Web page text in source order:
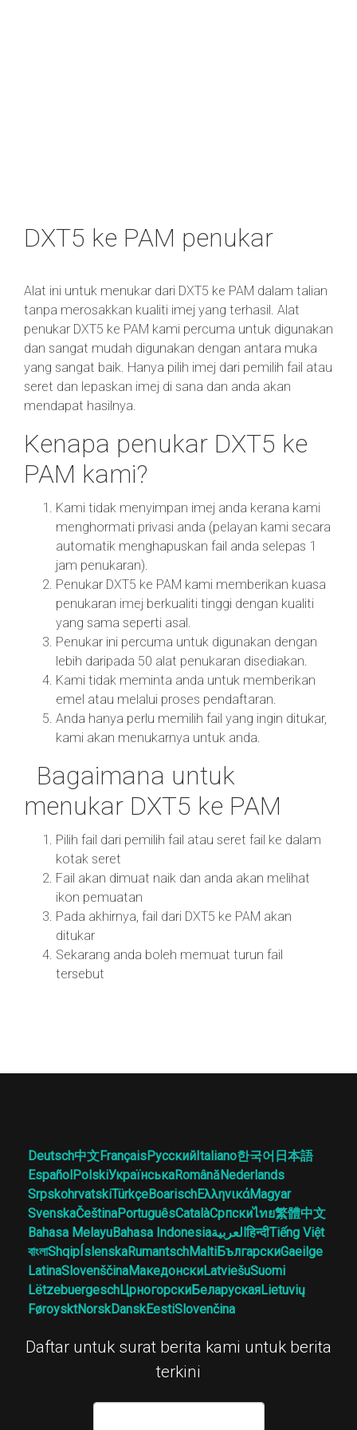
DXT5 ke PAM penukar
Alat ini untuk menukar dari DXT5 ke PAM dalam talian
tanpa merosakkan kualiti imej yang terhasil. Alat
penukar DXT5 ke PAM kami percuma untuk digunakan
dan sangat mudah digunakan dengan antara muka
yang sangat baik. Hanya pilih imej dari pemilih fail atau
seret dan lepaskan imej di sana dan anda akan
mendapat hasilnya.
Kenapa penukar DXT5 ke
PAM kami?
Kami tidak menyimpan imej anda kerana kami
menghormati privasi anda (pelayan kami secara
automatik menghapuskan fail anda selepas 1
jam penukaran).
Penukar DXT5 ke PAM kami memberikan kuasa
penukaran imej berkualiti tinggi dengan kualiti
yang sama seperti asal.
Penukar ini percuma untuk digunakan dengan
lebih daripada 50 alat penukaran disediakan.
Kami tidak meminta anda untuk memberikan
emel atau melalui proses pendaftaran.
Anda hanya perlu memilih fail yang ingin ditukar,
kami akan menukarnya untuk anda.
Bagaimana untuk
menukar DXT5 ke PAM
Pilih fail dari pemilih fail atau seret fail ke dalam
kotak seret
Fail akan dimuat naik dan anda akan melihat
ikon pemuatan
Pada akhirnya, fail dari DXT5 ke PAM akan
ditukar
Sekarang anda boleh memuat turun fail
tersebut
Deutsch中文FrançaisРусскийItaliano한국어 日本語
EspañolPolskiУкраїнськаRomânăNederlands
SrpskohrvatskiTürkçeBoarischΕλληνικάMagyar
SvenskaČeštinaPortuguêsCatalàСрпскиไทย繁體中文
Bahasa MelayuBahasa Indonesiaالعربيةहिन्दीTiếng Việt
বাংলাShqipÍslenskaRumantschMaltiБългарскиGaeilge
LatinaSlovenščinaМакедонскиLatviešuSuomi
LëtzebuergeschЦрногорскиБеларускаяLietuvių
FøroysktNorskDanskEestiSlovenčina
Daftar untuk surat berita kami untuk berita
terkini